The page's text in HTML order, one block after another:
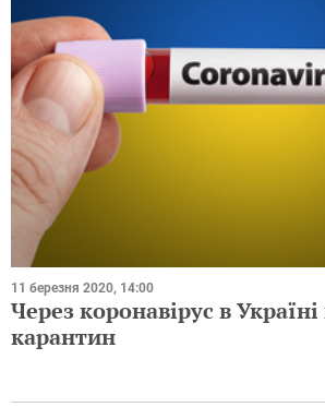
11 березня 2020, 14:00
Через коронавірус в
карантин